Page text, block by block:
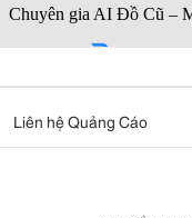
Liên hệ Quảng Cáo